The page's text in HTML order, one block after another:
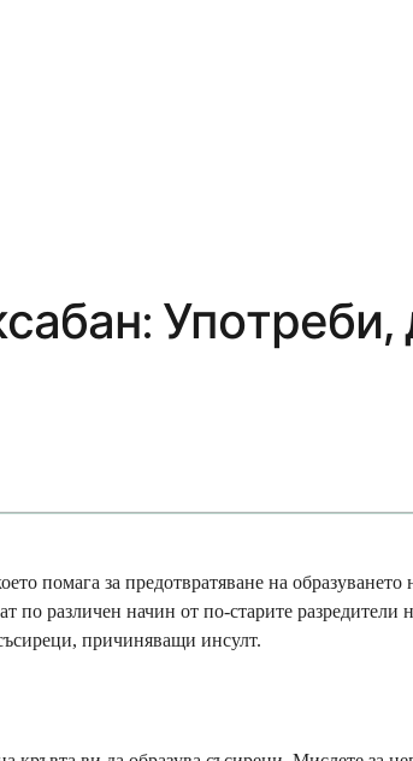
помага за предотвратяване на
по различен начин от по-старите
причиняващи инсулт.